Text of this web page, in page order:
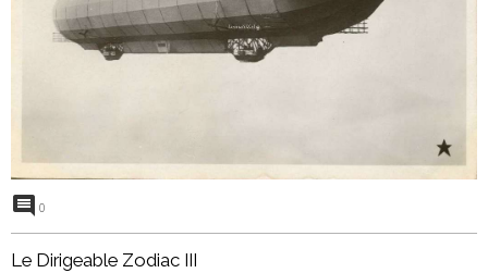
0
Le Dirigeable Zodiac III